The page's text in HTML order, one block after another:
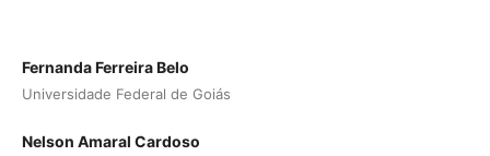
Fernanda Ferreira Belo
Universidade Federal de Goiás
Nelson Amaral Cardoso